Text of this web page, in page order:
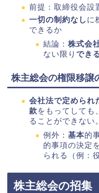
前提：取締役会設
一切の制約なし に
できるか
結論： 株式会
ない限り でき
株主総会の権限移譲
会社法で定められ
款をもってしても
ることができない。
例外： 基本的
的事項の決定
られる（例：
株主総会の招集